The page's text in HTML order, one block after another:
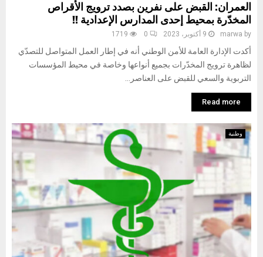
العمران: القبض على نفرين بصدد ترويج الأقراص
المخدّرة بمحيط إحدى المدارس الإعدادية !!
by
marwa 9 أكتوبر، 2023 0
1719
أكدت الإدارة العامة للأمن الوطني أنه في إطار العمل المتواصل للتصدّي
لظاهرة ترويج المخدّرات بجميع أنواعها وخاصة في محيط المؤسسات
التربوية والسعي للقبض على العناصر...
Read more
وطنية